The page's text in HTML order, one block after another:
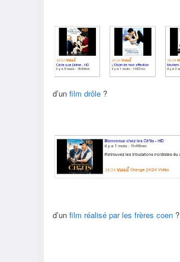
d’un film drôle?
d’un film réalisé par les frères coen?